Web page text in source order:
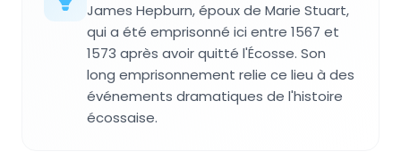
James Hepburn, époux de Marie Stuart,
qui a été emprisonné ici entre 1567 et
1573 après avoir quitté l'Écosse. Son
long emprisonnement relie ce lieu à des
événements dramatiques de l'histoire
écossaise.